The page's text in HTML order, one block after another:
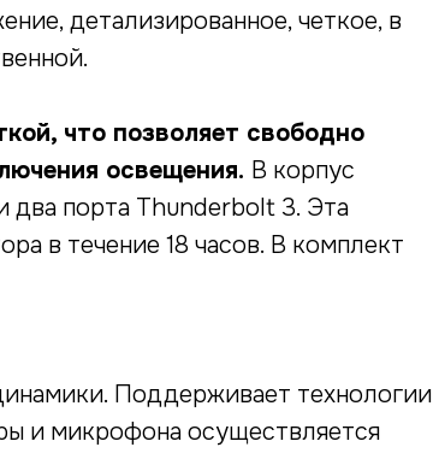
детализированное, четкое, в
что позволяет свободно
освещения. В корпус
два порта Thunderbolt 3. Эта
в течение 18 часов. В комплект
Поддерживает технологии
и микрофона осуществляется